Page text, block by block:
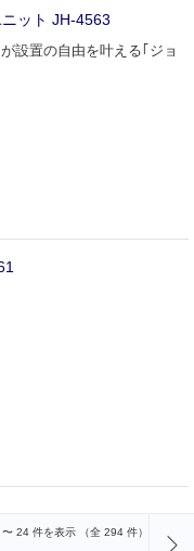
ット JH-4563
設置の自由を叶える｢ジョ
〜 24 件を表示 （全 294 件）